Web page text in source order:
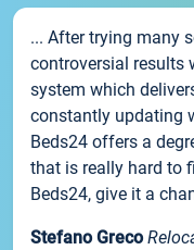
... After trying many
controversial results
system which
constantly updating
Beds24 offers a
that is really hard to
Beds24, give it a
Stefano Greco